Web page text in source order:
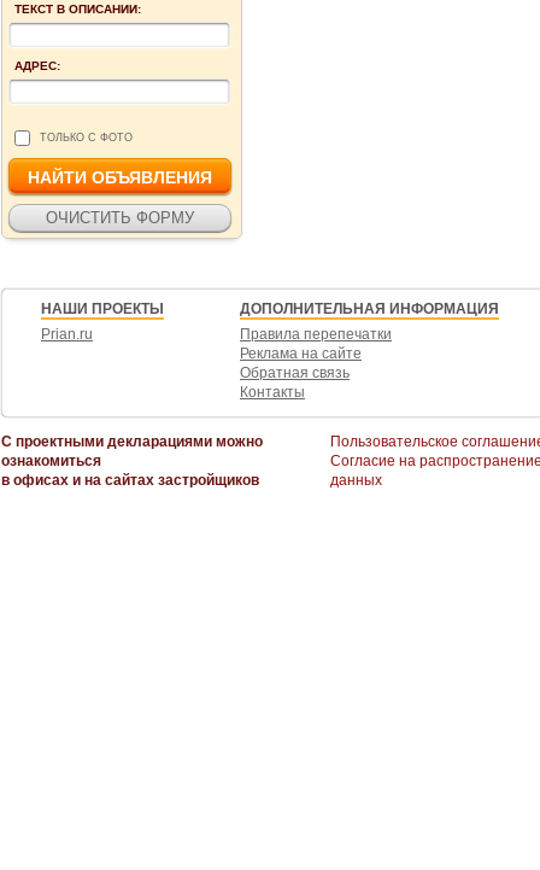
ТЕКСТ В ОПИСАНИИ:
АДРЕС:
ТОЛЬКО С ФОТО
НАШИ ПРОЕКТЫ
Prian.ru
ДОПОЛНИТЕЛЬНАЯ ИНФОРМАЦИЯ
Правила перепечатки
Реклама на сайте
Обратная связь
Контакты
С проектными декларациями можно
ознакомиться
в офисах и на сайтах застройщиков
Пользовательское
Согласие на
данных